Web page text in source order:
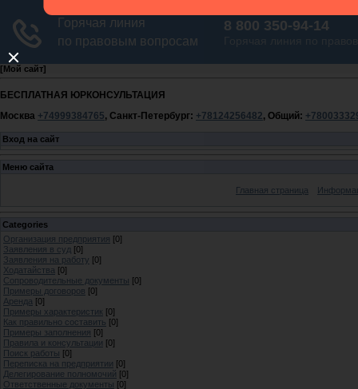
[Мой сайт]
БЕСПЛАТНАЯ ЮРКОНСУЛЬТАЦИЯ
Москва +74999384765, Санкт-Петербург: +78124256482, Общий:
Вход на сайт
Меню сайта
Главная страница
Categories
Организация предприятия [0]
Заявления в суд [0]
Заявления на работу [0]
Ходатайства [0]
Сопроводительные документы [0]
Примеры договоров [0]
Аренда [0]
Примеры характеристик [0]
Как правильно составить [0]
Примеры заполнения [0]
Правила и консультации [0]
Поиск работы [0]
Переписка на предприятии [0]
Делегирование полномочий [0]
Ответственные документы [0]